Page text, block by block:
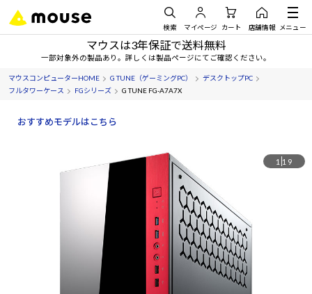
検索 マイページ カート 店舗情報 メニュー
マウスは3年保証で送料無料
一部対象外の製品あり。詳しくは製品ページにてご確認ください。
マウスコンピューターHOME G TUNE（ゲーミングPC）
デスクトップPC
フルタワーケース
FGシリーズ G TUNE FG-A7A7X
おすすめモデルはこちら
1 19